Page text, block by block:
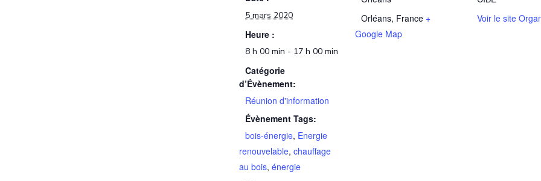
5 mars 2020
Heure :
8 h 00 min - 17 h 00 min
Catégorie
d’Évènement:
Réunion d'information
Évènement Tags:
bois-énergie, Energie
renouvelable, chauffage
au bois, énergie
Orléans, France +
Google Map
Voir le site